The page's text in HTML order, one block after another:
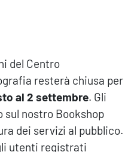
del Centro
resterà chiusa per
al 2 settembre. Gli
nostro Bookshop
dei servizi al pubblico.
utenti registrati